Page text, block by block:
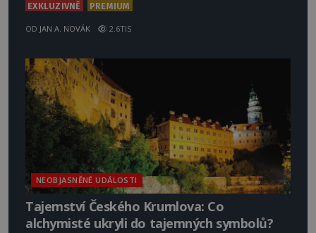
EXKLUZIVNĚ PREMIUM
OD JAN A. NOVÁK 2.6TIS
NEOBJASNĚNÉ UDÁLOSTI
Tajemství Českého Krumlova: Co
alchymisté ukryli do tajemných symbolů?